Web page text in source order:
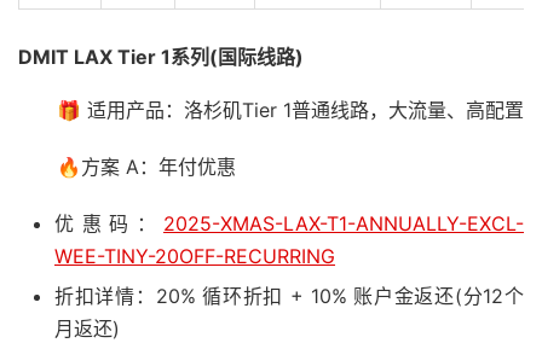
DMIT LAX Tier 1系列(国际线路)
🎁 适用产品：洛杉矶Tier 1普通线路，大流量、高配置
🔥方案 A：年付优惠
优惠码： 2025-XMAS-LAX-T1-ANNUALLY-EXCL-
WEE-TINY-20OFF-RECURRING
折扣详情：20% 循环折扣 + 10% 账户金返还(分12个
月返还)